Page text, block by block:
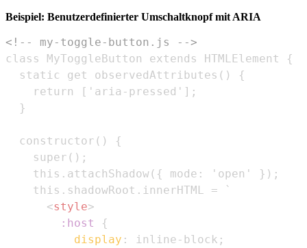
Beispiel: Benutzerdefinierter Umschaltknopf mit ARIA
<!-- my-toggle-button.js -->
<style>
:host
{
display : inline-block ;